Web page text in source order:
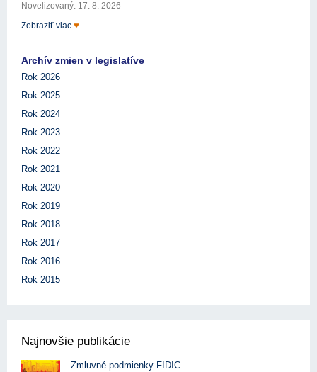
Novelizovaný: 17. 8. 2026
Zobraziť viac
Archív zmien v legislatíve
Rok 2026
Rok 2025
Rok 2024
Rok 2023
Rok 2022
Rok 2021
Rok 2020
Rok 2019
Rok 2018
Rok 2017
Rok 2016
Rok 2015
Najnovšie publikácie
Zmluvné podmienky FIDIC